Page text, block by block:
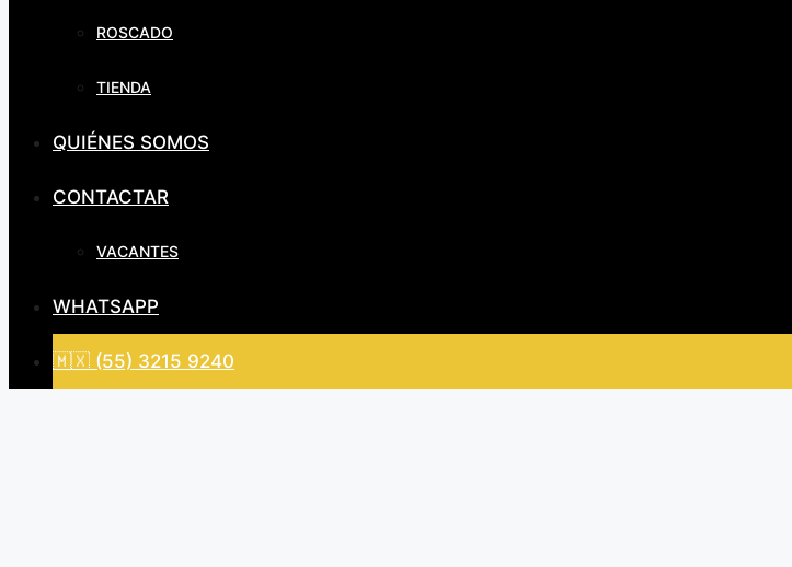
ROSCADO
TIENDA
QUIÉNES SOMOS
CONTACTAR
VACANTES
WHATSAPP
🇲🇽 (55) 3215 9240